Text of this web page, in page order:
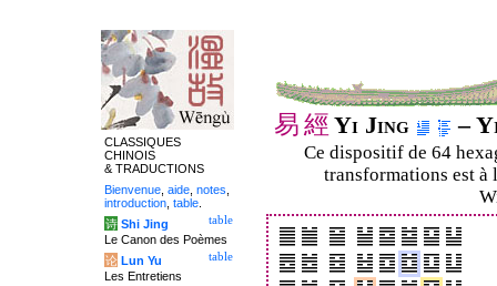
易經 Yi Jing –
Ce dispositif de 64
transformations est à
CLASSIQUES
CHINOIS
& TRADUCTIONS
Bienvenue aide notes
introduction table
table
诗 Shi Jing
Le Canon des Poèmes
table
论 Lun Yu
Les Entretiens